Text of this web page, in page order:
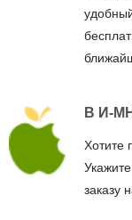
В И-
Хотите
заказу